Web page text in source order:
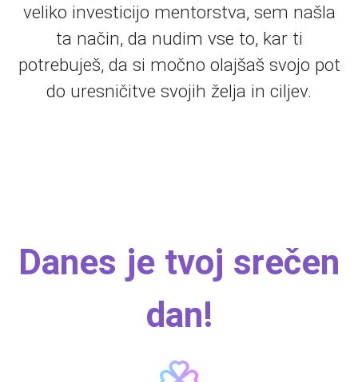
veliko investicijo mentorstva, sem našla
ta način, da nudim vse to, kar ti
potrebuješ, da si močno olajšaš svojo pot
do uresničitve svojih želja in ciljev.
Danes je tvoj srečen
dan!